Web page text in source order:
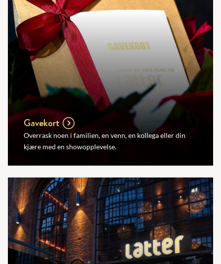
Gavekort
Overrask noen i familien, en venn, en kollega eller din
kjære med en showopplevelse.